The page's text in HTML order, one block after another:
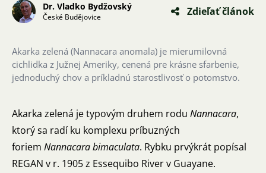
Dr. Vladko Bydžovský
České Budějovice Zdieľať článok
Akarka zelená (Nannacara anomala) je mierumilovná
cichlidka z Južnej Ameriky, cenená pre krásne sfarbenie,
jednoduchý chov a príkladnú starostlivosť o potomstvo.
Akarka zelená je typovým druhem rodu Nannacara,
ktorý sa radí ku komplexu príbuzných
foriem Nannacara bimaculata. Rybku prvýkrát popísal
REGAN v r. 1905 z Essequibo River v Guayane.